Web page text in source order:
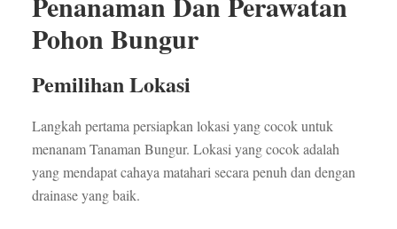
Pohon Bungur
Pemilihan Lokasi
Langkah pertama persiapkan lokasi yang cocok untuk
menanam Tanaman Bungur. Lokasi yang cocok adalah
yang mendapat cahaya matahari secara penuh dan dengan
drainase yang baik.